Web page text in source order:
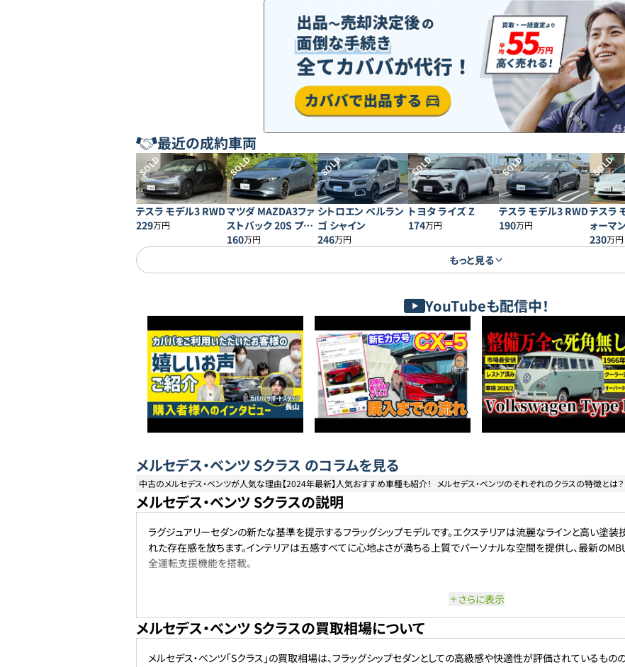
最近の成約車両
SOLD
テスラ モデル3 RWD
229万円
SOLD
マツダ MAZDA3ファ
ストバック 20S プロ
アクティブ
160万円
SOLD
シトロエン ベルラン
ゴ シャイン
246万円
SOLD
トヨタ ライズ Z
174万円
SOLD
テスラ モデル3 RWD
190万円
SOLD
テスラ
ォーマ
230万円
もっと見る
YouTubeも配信中！
メルセデス・ベンツ Sクラス のコラムを見る
中古のメルセデス・ベンツが人気な理由【2024年最新】人気おすすめ車種も紹介！ メルセデス・ベンツのそれぞれのクラスの特徴とは？
メルセデス・ベンツ Sクラスの説明
ラグジュアリーセダンの新たな基準を提示するフラッグシップモデルです。エクステリアは流麗なラインと高い塗装
れた存在感を放ちます。インテリアは五感すべてに心地よさが満ちる上質でパーソナルな空間を提供し、最新の
全運転支援機能を搭載。
さらに表示
メルセデス・ベンツ Sクラスの買取相場について
メルセデス・ベンツ「Sクラス」の買取相場は、フラッグシップセダンとしての高級感や快適性が評価されているも